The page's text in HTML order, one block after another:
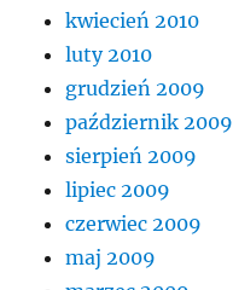
kwiecień 2010
luty 2010
grudzień 2009
październik 2009
sierpień 2009
lipiec 2009
czerwiec 2009
maj 2009